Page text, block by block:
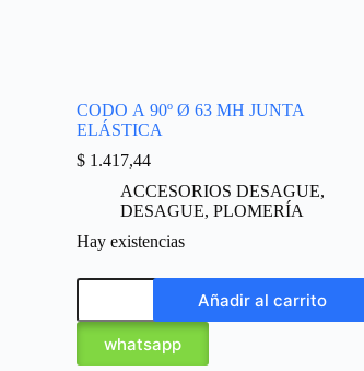
CODO A 90º Ø 63 MH JUNTA
ELÁSTICA
$1.417,44
ACCESORIOS DESAGUE,
DESAGUE, PLOMERÍA
Hay existencias
Añadir al carrito
whatsapp